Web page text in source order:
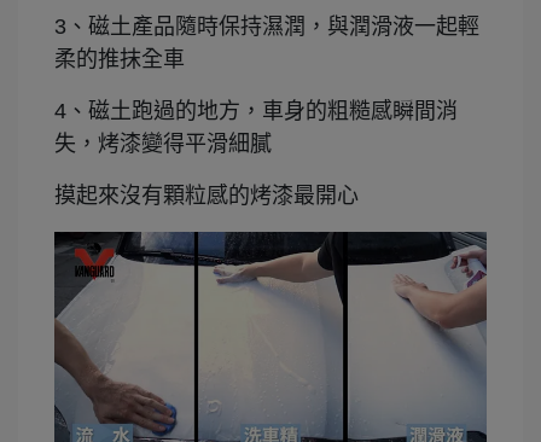
3、磁土產品隨時保持濕潤，與潤滑液一起輕
柔的推抹全車
4、磁土跑過的地方，車身的粗糙感瞬間消
失，烤漆變得平滑細膩
摸起來沒有顆粒感的烤漆最開心